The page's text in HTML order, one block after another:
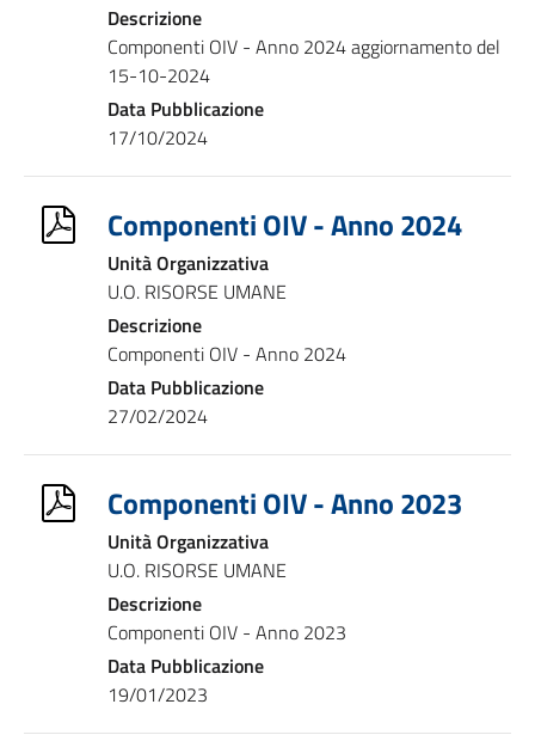
Descrizione
Componenti OIV - Anno 2024 aggiornamento del
15-10-2024
Data Pubblicazione
17/10/2024
Componenti OIV - Anno 2024
Unità Organizzativa
U.O. RISORSE UMANE
Descrizione
Componenti OIV - Anno 2024
Data Pubblicazione
27/02/2024
Componenti OIV - Anno 2023
Unità Organizzativa
U.O. RISORSE UMANE
Descrizione
Componenti OIV - Anno 2023
Data Pubblicazione
19/01/2023